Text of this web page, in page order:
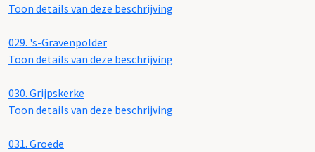
Toon details van deze beschrijving
029. 's-Gravenpolder
Toon details van deze beschrijving
030. Grijpskerke
Toon details van deze beschrijving
031. Groede